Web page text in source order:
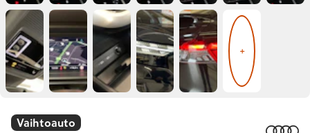
+
Vaihtoauto